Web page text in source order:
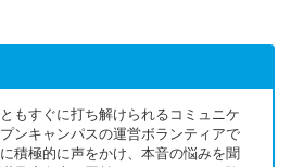
もすぐに打ち解けられるコミュニケ
ンキャンパスの運営ボランティアで
積極的に声をかけ、本音の悩みを聞